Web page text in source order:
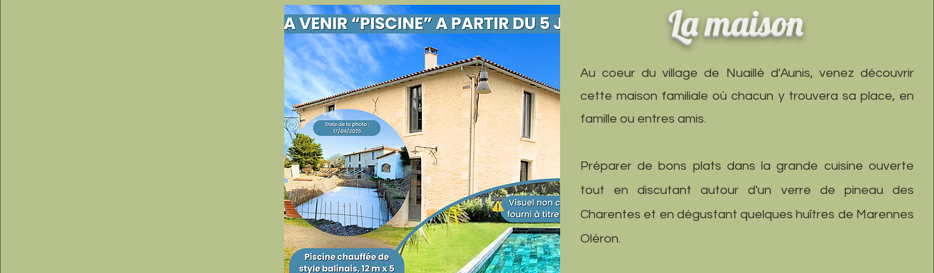
La maison
Au coeur du village de Nuaillé d'Aunis, venez découvrir
cette maison familiale où chacun y trouvera sa place, en
famille ou entres amis.
Préparer de bons plats dans la grande cuisine ouverte
tout en discutant autour d'un verre de pineau des
Charentes et en dégustant quelques huîtres de Marennes
Oléron.